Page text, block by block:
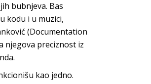
bubnjeva. Bas
kodu i u muzici,
(Documentation
njegova preciznost iz
kao jedno.